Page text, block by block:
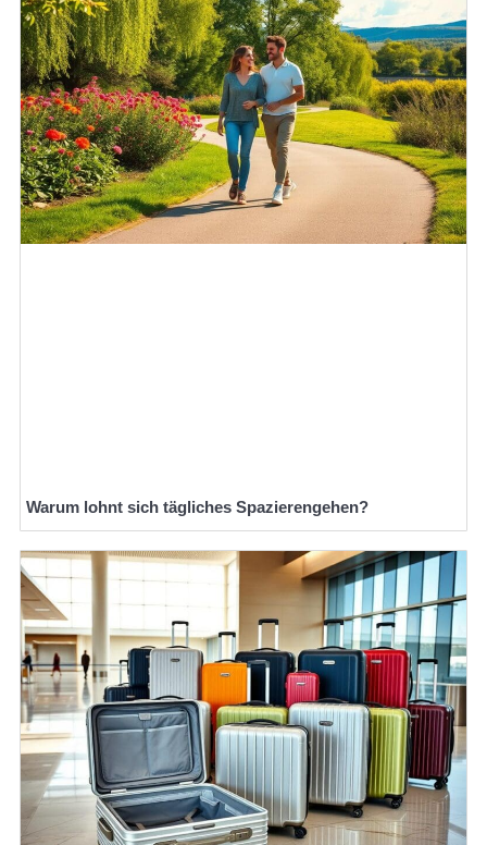
Warum lohnt sich tägliches Spazierengehen?